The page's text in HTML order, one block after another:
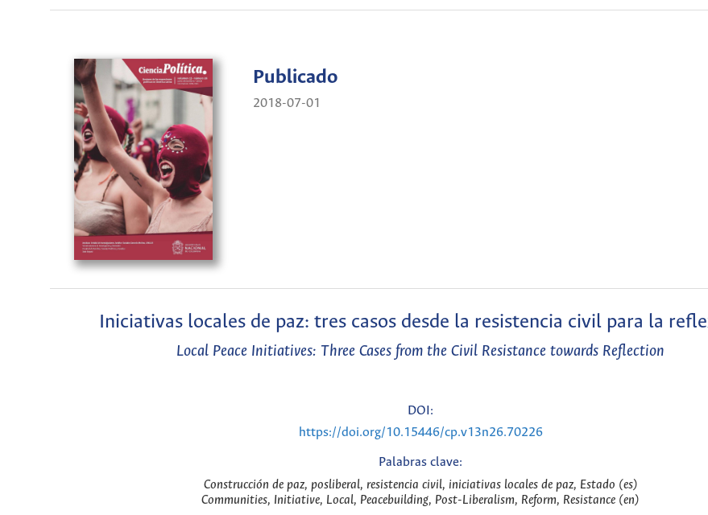
Publicado
2018-07-01
Iniciativas locales de paz: tres casos desde la resistencia civil para la
Local Peace Initiatives: Three Cases from the Civil Resistance towards Reflection
DOI:
https://doi.org/10.15446/cp.v13n26.70226
Palabras clave:
Construcción de paz, posliberal, resistencia civil, iniciativas locales de paz, Estado (es)
Communities, Initiative, Local, Peacebuilding, Post-Liberalism, Reform, Resistance (en)